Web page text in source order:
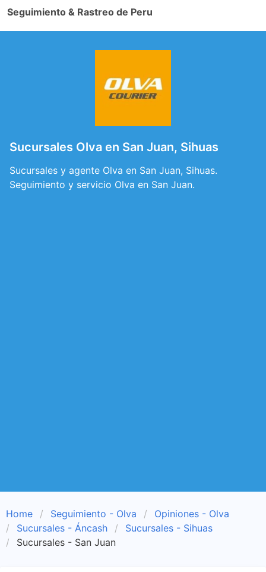
Seguimiento & Rastreo de Peru
Sucursales Olva en San Juan, Sihuas
Sucursales y agente Olva en San Juan, Sihuas.
Seguimiento y servicio Olva en San Juan.
Home Seguimiento - Olva
Opiniones - Olva
Sucursales - Áncash
Sucursales - Sihuas
Sucursales - San Juan